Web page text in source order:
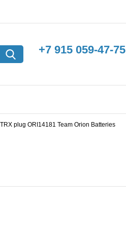
+7 915 059-47-75
Трофи
plug ORI14181 Team Orion Batteries